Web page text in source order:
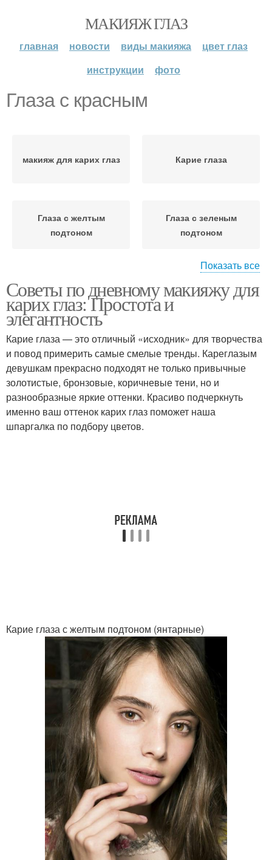
МАКИЯЖ ГЛАЗ
главная новости виды макияжа
цвет глаз
инструкции
фото
Глаза с красным
макияж для карих глаз Карие глаза
Глаза с желтым
подтоном
Глаза с зеленым
подтоном
глаз
Глаз в дневное время
С карие глаза
Смоки-айс для карих
глаз
Палитры для карих глаз
Глаз со стрелками Глаз в школу
Глаз в стиле Глаз в зеленых оттенках
Глаз в золотой
Глаз с шиммерными
тенями
Показать все
Советы по дневному макияжу для
карих глаз: Простота и
элегантность
Карие глаза — это отличный «исходник» для творчества
и повод примерить самые смелые тренды. Кареглазым
девушкам прекрасно подходят не только привычные
золотистые, бронзовые, коричневые тени, но и
разнообразные яркие оттенки. Красиво подчеркнуть
именно ваш оттенок карих глаз поможет наша
шпаргалка по подбору цветов.
Карие глаза с желтым подтоном (янтарные)